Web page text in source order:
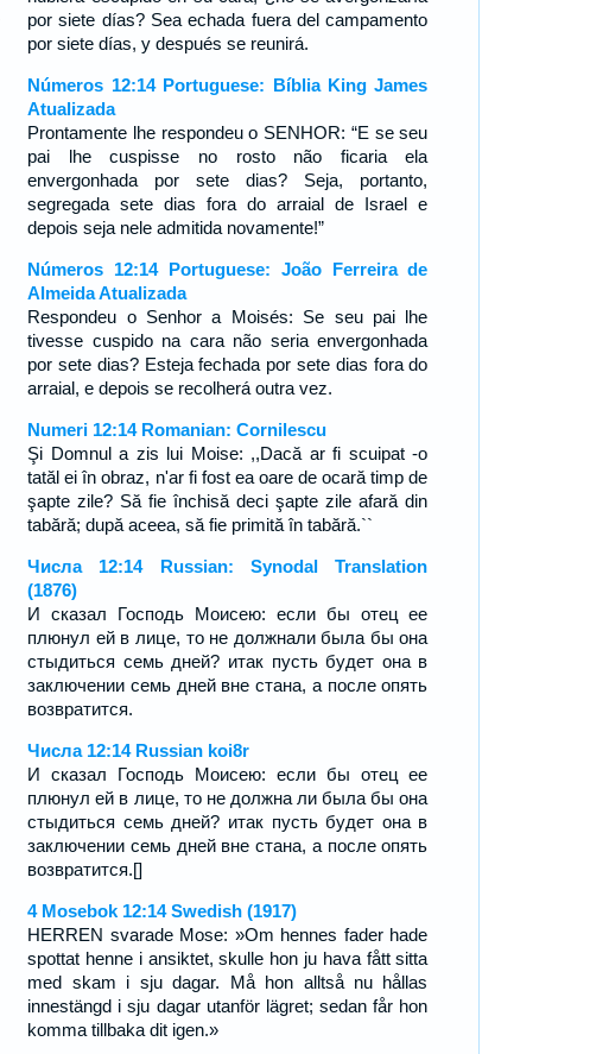
por siete días? Sea echada fuera del campamento
por siete días, y después se reunirá.
Números 12:14 Portuguese: Bíblia King James
Atualizada
Prontamente lhe respondeu o SENHOR: “E se seu
pai lhe cuspisse no rosto não ficaria ela
envergonhada por sete dias? Seja, portanto,
segregada sete dias fora do arraial de Israel e
depois seja nele admitida novamente!”
Números 12:14 Portuguese: João Ferreira de
Almeida Atualizada
Respondeu o Senhor a Moisés: Se seu pai lhe
tivesse cuspido na cara não seria envergonhada
por sete dias? Esteja fechada por sete dias fora do
arraial, e depois se recolherá outra vez.
Numeri 12:14 Romanian: Cornilescu
Şi Domnul a zis lui Moise: ,,Dacă ar fi scuipat -o
tatăl ei în obraz, n'ar fi fost ea oare de ocară timp de
şapte zile? Să fie închisă deci şapte zile afară din
tabără; după aceea, să fie primită în tabără.``
Числа 12:14 Russian: Synodal Translation
(1876)
И сказал Господь Моисею: если бы отец ее
плюнул ей в лице, то не должнали была бы она
стыдиться семь дней? итак пусть будет она в
заключении семь дней вне стана, а после опять
возвратится.
Числа 12:14 Russian koi8r
И сказал Господь Моисею: если бы отец ее
плюнул ей в лице, то не должна ли была бы она
стыдиться семь дней? итак пусть будет она в
заключении семь дней вне стана, а после опять
возвратится.[]
4 Mosebok 12:14 Swedish (1917)
HERREN svarade Mose: »Om hennes fader hade
spottat henne i ansiktet, skulle hon ju hava fått sitta
med skam i sju dagar. Må hon alltså nu hållas
innestängd i sju dagar utanför lägret; sedan får hon
komma tillbaka dit igen.»